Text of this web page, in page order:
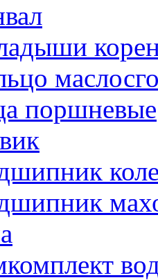
поршневые